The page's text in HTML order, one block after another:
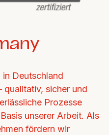
Deutschland
sicher und
Prozesse
unserer Arbeit. Als
fördern wir